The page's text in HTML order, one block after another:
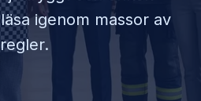
igenom massor av
regler.